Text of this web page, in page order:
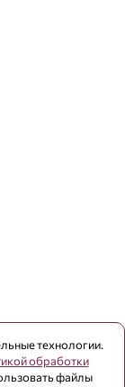
технологии.
обработки
файлы